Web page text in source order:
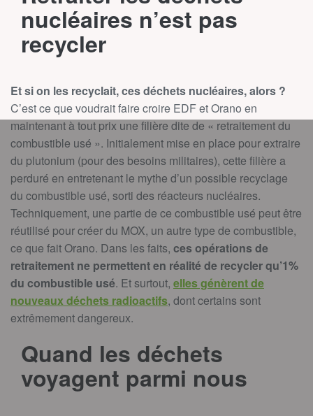
nucléaires n’est pas
recycler
Et si on les recyclait, ces déchets nucléaires, alors ?
C’est ce que voudrait faire croire EDF et Orano en
maintenant à tout prix une filière dite de « retraitement du
combustible usé ». Initialement mise en place pour extraire
du plutonium (pour des besoins militaires), cette filière a
perduré en entretenant le mythe d’un possible recyclage
du combustible usé, sorti des réacteurs nucléaires.
Techniquement, une partie de ce combustible usé peut être
réutilisé pour créer du MOX, un autre type de combustible,
ce que fait Orano. Dans les faits, ces opérations de
retraitement ne permettent en réalité de recycler qu’1%
du combustible usé. Et surtout, elles génèrent de
nouveaux déchets radioactifs, dont certains sont
extrêmement dangereux.
Quand les déchets
voyagent parmi nous